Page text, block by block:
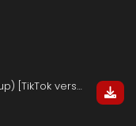
Amo x Nimo - Rapstar (speed up) [TikTok version]